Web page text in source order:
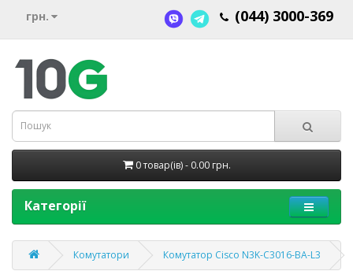
грн. (044) 3000-369
0 товар(ів) - 0.00 грн.
Категорії
Комутатори Комутатор Cisco N3K-C3016-BA-L3